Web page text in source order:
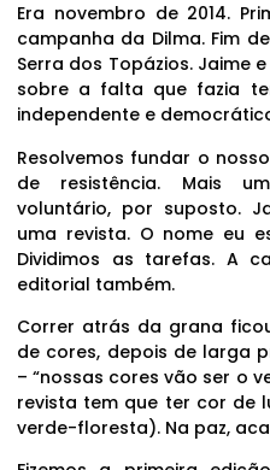
Era novembro de 2014.
campanha da Dilma. Fim
Serra dos Topázios. Jaime
sobre a falta que fazia
independente e
Resolvemos fundar o
de resistência. Mais
voluntário, por suposto.
uma revista. O nome eu
Dividimos as tarefas. A
editorial também.
Correr atrás da grana
de cores, depois de larga
– “nossas cores vão ser o
revista tem que ter cor de
verde-floresta). Na paz,